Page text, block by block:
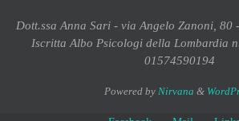
Dott.ssa Anna Sari - via Angelo Zanoni, 80
Iscritta Albo Psicologi della Lombardia
01574590194
Powered by Nirvana &